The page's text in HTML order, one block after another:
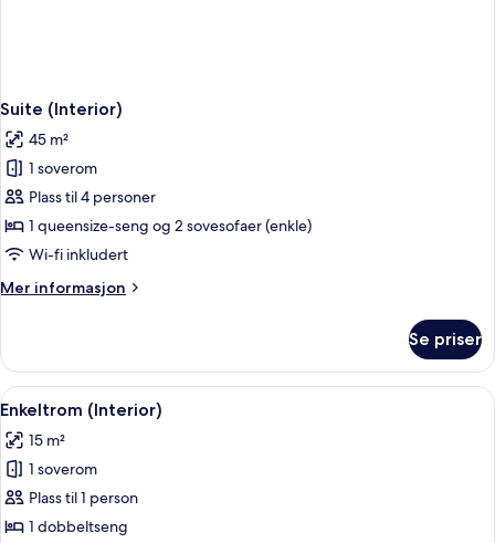
Suite (Interior)
45 m²
1 soverom
Plass til 4 personer
1 queensize-seng og 2 sovesofaer (enkle)
Wi-fi inkludert
Mer informasjon
Mer
(Interior)
Se priser
Åpne
alle
bildene
av
Enkeltrom
(Interior)
Enkeltrom (Interior) | Allergitestet
4
Enkeltrom (Interior)
15 m²
1 soverom
Plass til 1 person
1 dobbeltseng